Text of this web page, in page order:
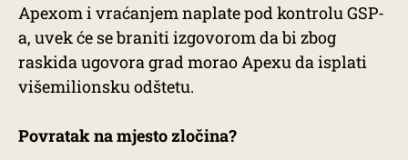
Apexom i vraćanjem naplate pod kontrolu GSP-
a, uvek će se braniti izgovorom da bi zbog
raskida ugovora grad morao Apexu da isplati
višemilionsku odštetu.
Povratak na mjesto zločina?